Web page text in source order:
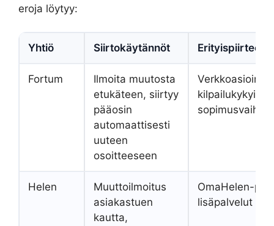
eroja löytyy:
Yhtiö Siirtokäytännöt Erityispiirteet
Fortum
Ilmoita muutosta
etukäteen, siirtyy
pääosin
automaattisesti
uuteen
osoitteeseen
Verkkoasiointi,
kilpailukykyiset
Helen
Muuttoilmoitus
asiakastuen
kautta,
OmaHelen-
lisäpalvelut